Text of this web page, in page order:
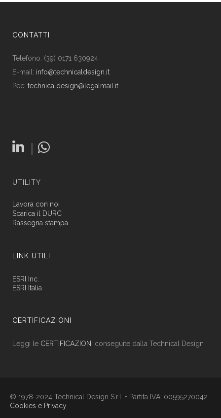
CONTATTI
Telefono: (39) 0171 630924
E-mail: info@technicaldesign.it
Pec: technicaldesign@legalmail.it
|
UTILITY
Lavora con noi
Scarica il DURC
Rassegna stampa
LINK UTILI
ESRI Inc.
ESRI Italia
CERTIFICAZIONI
Leggi le CERTIFICAZIONI conseguite dalla Technical Design
© 1978-2024 Technical Design S.r.l. • Partita IVA: 00595270042
Cookies e Privacy